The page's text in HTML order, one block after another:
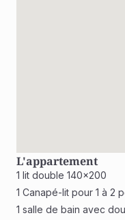
L'appartement
1 lit double 140x200
1 Canapé-lit pour 1 à 2
1 salle de bain avec